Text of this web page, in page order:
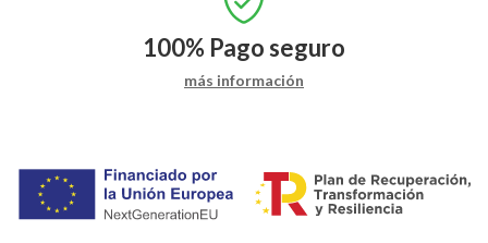
100% Pago seguro
más información